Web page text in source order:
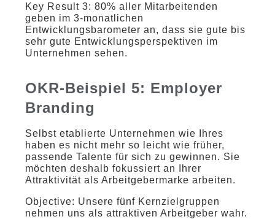
Key Result 3: 80% aller Mitarbeitenden
geben im 3-monatlichen
Entwicklungsbarometer an, dass sie gute bis
sehr gute Entwicklungsperspektiven im
Unternehmen sehen.
OKR-Beispiel 5: Employer
Branding
Selbst etablierte Unternehmen wie Ihres
haben es nicht mehr so leicht wie früher,
passende Talente für sich zu gewinnen. Sie
möchten deshalb fokussiert an Ihrer
Attraktivität als Arbeitgebermarke arbeiten.
Objective: Unsere fünf Kernzielgruppen
nehmen uns als attraktiven Arbeitgeber wahr.